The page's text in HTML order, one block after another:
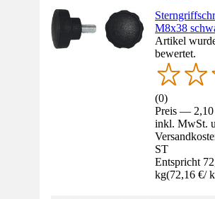
M8x38
Artikel
bewertet.
(0)
Preis — 2,10
inkl. MwSt.
ST
Entspricht
kg(72,16 €/